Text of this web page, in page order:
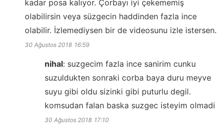
kadar posa kalıyor. Çorbayı iyi çekememiş
olabilirsin veya süzgecin haddinden fazla ince
olabilir. İzlemediysen bir de videosunu izle istersen.
30 Ağustos 2018 16:59
nihal: suzgecim fazla ince sanirim cunku
suzuldukten sonraki corba baya duru meyve
suyu gibi oldu sizinki gibi puturlu degil.
komsudan falan baska suzgec isteyim olmadi
30 Ağustos 2018 17:10